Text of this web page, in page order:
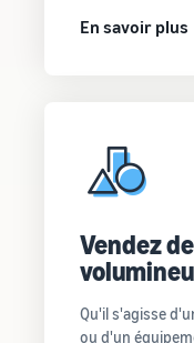
En savoir plus
Vendez
Qu'il s'agisse
ou d'un